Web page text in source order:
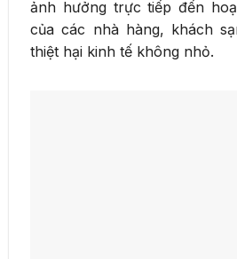
ảnh hưởng trực tiếp đến
của các nhà hàng, khách
thiệt hại kinh tế không nhỏ.